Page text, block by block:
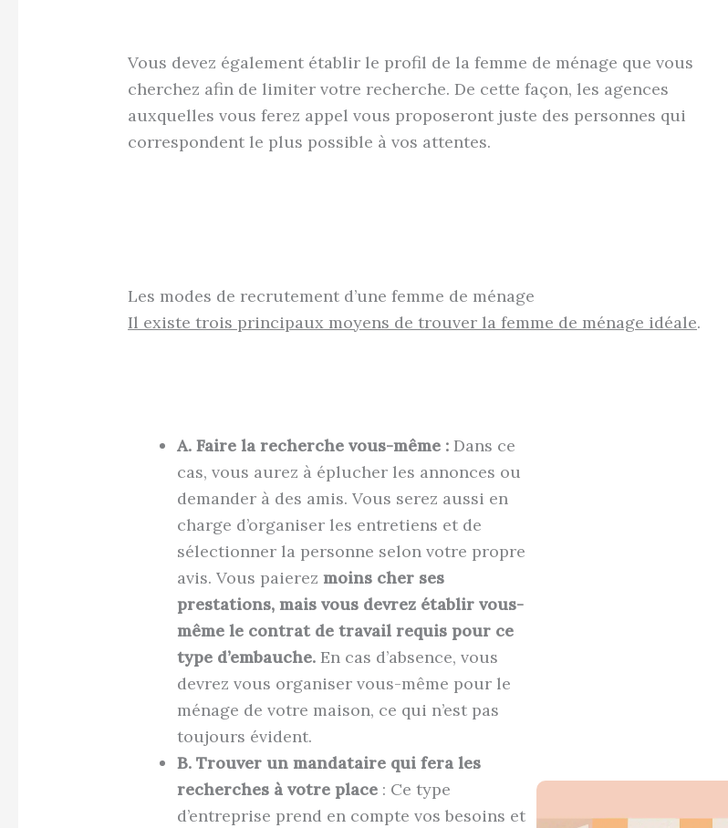
Vous devez également établir le profil de la femme de ménage que vous
cherchez afin de limiter votre recherche. De cette façon, les agences
auxquelles vous ferez appel vous proposeront juste des personnes qui
correspondent le plus possible à vos attentes.
Les modes de recrutement d’une femme de ménage
Il existe trois principaux moyens de trouver la femme de ménage idéale.
A. Faire la recherche vous-même :Dans ce
cas, vous aurez à éplucher les annonces ou
demander à des amis. Vous serez aussi en
charge d’organiser les entretiens et de
sélectionner la personne selon votre propre
avis. Vous paierezmoins cher ses
prestations, mais vous devrez établir vous-
même le contrat de travail requis pour ce
type d’embauche. En cas d’absence, vous
devrez vous organiser vous-même pour le
ménage de votre maison, ce qui n’est pas
toujours évident.
B. Trouver un mandataire qui fera les
recherches à votre place : Ce type
d’entreprise prend en compte vos besoins et